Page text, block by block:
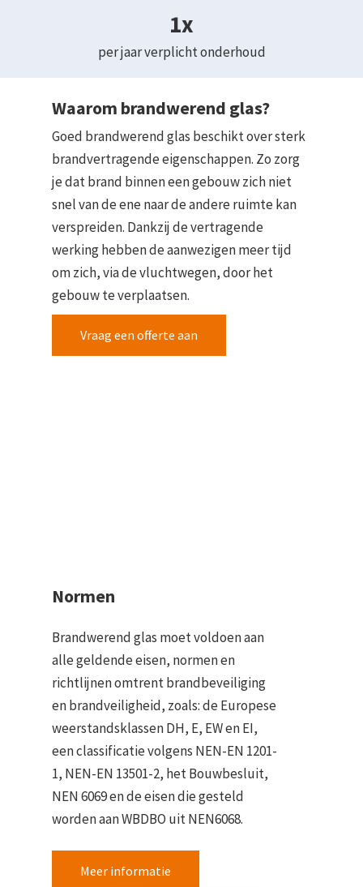
1x
per jaar verplicht onderhoud
Waarom brandwerend glas?
Goed brandwerend glas beschikt over sterk
brandvertragende eigenschappen. Zo zorg
je dat brand binnen een gebouw zich niet
snel van de ene naar de andere ruimte kan
verspreiden. Dankzij de vertragende
werking hebben de aanwezigen meer tijd
om zich, via de vluchtwegen, door het
gebouw te verplaatsen.
Vraag een offerte aan
Normen
Brandwerend glas moet voldoen aan
alle geldende eisen, normen en
richtlijnen omtrent brandbeveiliging
en brandveiligheid, zoals: de Europese
weerstandsklassen DH, E, EW en EI,
een classificatie volgens NEN-EN 1201-
1, NEN-EN 13501-2, het Bouwbesluit,
NEN 6069 en de eisen die gesteld
worden aan WBDBO uit NEN6068.
Meer informatie